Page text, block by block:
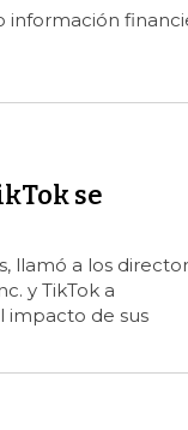
información
se
llamó a los
y TikTok a
impacto de sus